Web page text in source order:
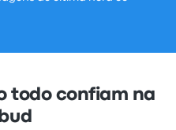
todo confiam na